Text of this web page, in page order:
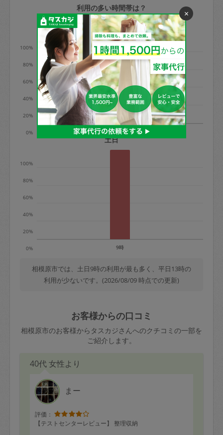
定期契約をキャンセルする場合、毎週定
期は月2回まで隔週定期は月1回までキャ
ンセル料は発生しません。それ以上はキ
ャンセル料が発生します。
定期契約キャンセル料：
・1回につき1,200円※
・詳細ルールは、こちらを参照くださ
い。
※キャンセル料金の設定について：
定期依頼1回（3時間）の金額とスポット
利用の多い時間帯は？
平日
0%
20%
40%
60%
80%
100%
9時
土日
0%
20%
40%
60%
80%
100%
9時
相模原市では、土日9時の利用が最も多く、平日13時の
利用が少ないです。(2026/08/09 時点での更新)
お客様からの口コミ
相模原市のお客様からタスカジさんへのクチコミの一部を
ご紹介します。
40代 女性より
まー
評価：
【テストセンターレビュー】 整理収納
×